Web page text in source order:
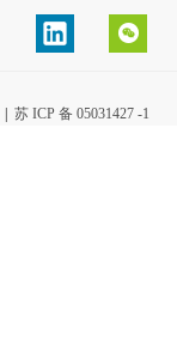
| 苏 ICP 备 05031427 -1